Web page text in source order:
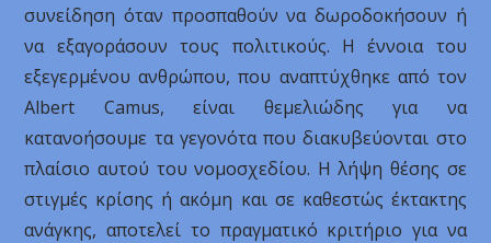
συνείδηση όταν προσπαθούν να δωροδοκήσουν ή
να εξαγοράσουν τους πολιτικούς. Η έννοια του
εξεγερμένου ανθρώπου, που αναπτύχθηκε από τον
Albert Camus, είναι θεμελιώδης για να
κατανοήσουμε τα γεγονότα που διακυβεύονται στο
πλαίσιο αυτού του νομοσχεδίου. Η λήψη θέσης σε
στιγμές κρίσης ή ακόμη και σε καθεστώς έκτακτης
ανάγκης, αποτελεί το πραγματικό κριτήριο για να